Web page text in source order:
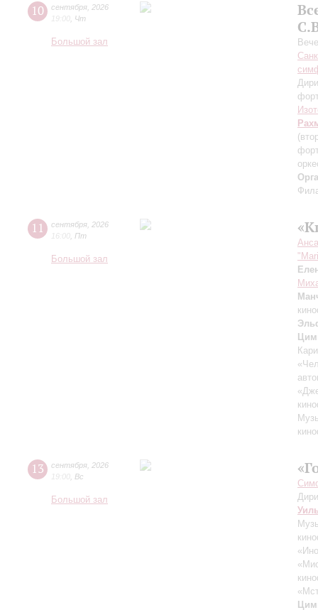
10 сентября 2026
19:00 Чт
Большой зал
11 сентября 2026
16:00 Пт
Большой зал
13 сентября 2026
19:00 Вс
Большой зал